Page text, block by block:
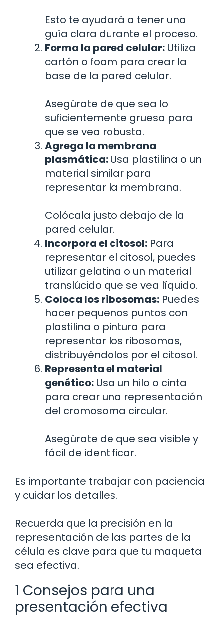
Esto te ayudará a tener una
guía clara durante el proceso.
Forma la pared celular: Utiliza
cartón o foam para crear la
base de la pared celular.
Asegúrate de que sea lo
suficientemente gruesa para
que se vea robusta.
Agrega la membrana
plasmática: Usa plastilina o un
material similar para
representar la membrana.
Colócala justo debajo de la
pared celular.
Incorpora el citosol: Para
representar el citosol, puedes
utilizar gelatina o un material
translúcido que se vea líquido.
Coloca los ribosomas: Puedes
hacer pequeños puntos con
plastilina o pintura para
representar los ribosomas,
distribuyéndolos por el citosol.
Representa el material
genético: Usa un hilo o cinta
para crear una representación
del cromosoma circular.
Asegúrate de que sea visible y
fácil de identificar.
Es importante trabajar con paciencia
y cuidar los detalles.
Recuerda que la precisión en la
representación de las partes de la
célula es clave para que tu maqueta
sea efectiva.
1 Consejos para una
presentación efectiva